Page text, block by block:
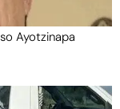
Ayotzinapa